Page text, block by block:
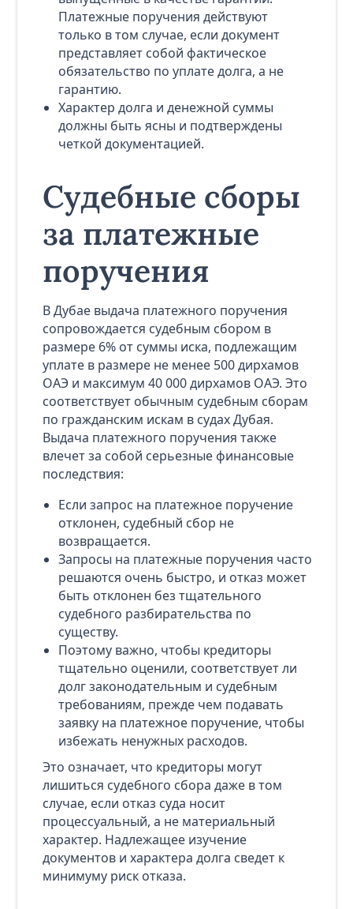
Платежные поручения действуют
только в том случае, если документ
представляет собой фактическое
обязательство по уплате долга, а не
гарантию.
Характер долга и денежной суммы
должны быть ясны и подтверждены
четкой документацией.
Судебные сборы
за платежные
поручения
В Дубае выдача платежного поручения
сопровождается судебным сбором в
размере 6% от суммы иска, подлежащим
уплате в размере не менее 500 дирхамов
ОАЭ и максимум 40 000 дирхамов ОАЭ. Это
соответствует обычным судебным сборам
по гражданским искам в судах Дубая.
Выдача платежного поручения также
влечет за собой серьезные финансовые
последствия:
Если запрос на платежное поручение
отклонен, судебный сбор не
возвращается.
Запросы на платежные поручения часто
решаются очень быстро, и отказ может
быть отклонен без тщательного
судебного разбирательства по
существу.
Поэтому важно, чтобы кредиторы
тщательно оценили, соответствует ли
долг законодательным и судебным
требованиям, прежде чем подавать
заявку на платежное поручение, чтобы
избежать ненужных расходов.
Это означает, что кредиторы могут
лишиться судебного сбора даже в том
случае, если отказ суда носит
процессуальный, а не материальный
характер. Надлежащее изучение
документов и характера долга сведет к
минимуму риск отказа.